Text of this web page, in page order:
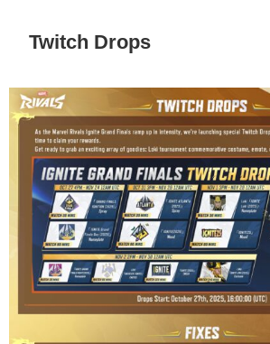
Twitch Drops